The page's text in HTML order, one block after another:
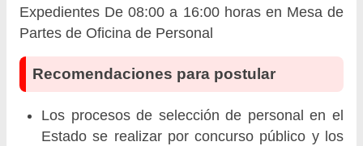
Expedientes De 08:00 a 16:00 horas en Mesa de
Partes de Oficina de Personal
Recomendaciones para postular
Los procesos de selección de personal en el
Estado se realizar por concurso público y los